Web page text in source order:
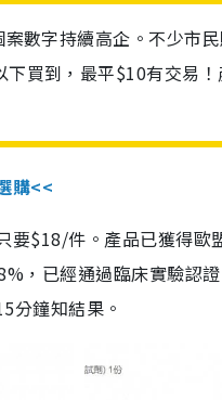
數字持續高企。不少市
買到，最平$10有交易
購<<
$18/件。產品已獲得歐
，已經通過臨床實驗認
分鐘知結果。